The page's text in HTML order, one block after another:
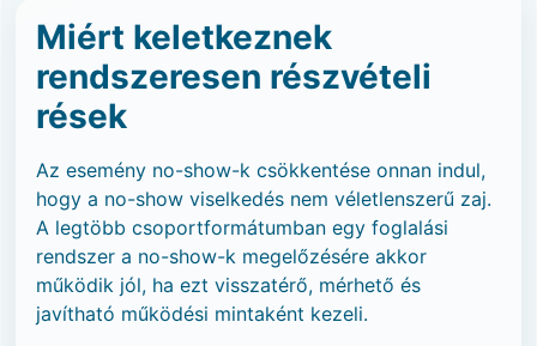
Miért keletkeznek
rendszeresen részvételi
rések
Az esemény no-show-k csökkentése onnan indul,
hogy a no-show viselkedés nem véletlenszerű zaj.
A legtöbb csoportformátumban egy foglalási
rendszer a no-show-k megelőzésére akkor
működik jól, ha ezt visszatérő, mérhető és
javítható működési mintaként kezeli.